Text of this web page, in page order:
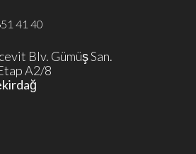
41 40
Blv. Gümüş San.
A2/8